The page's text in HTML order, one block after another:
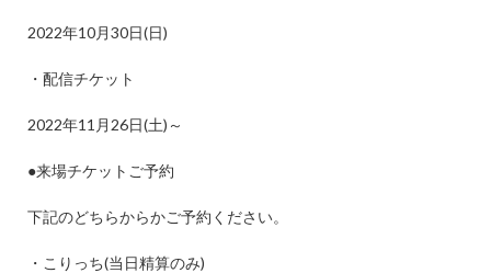
2022年10月30日(日)
・配信チケット
2022年11 月 26日(土) ～
●来場チケットご予約
下記のどちらからかご予約ください。
・こりっち(当日精算のみ)